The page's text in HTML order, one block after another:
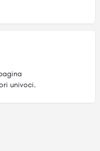
univoci.